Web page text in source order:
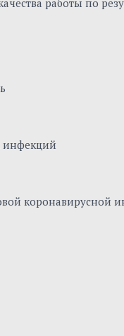
работы по
инфекций
коронавирусной